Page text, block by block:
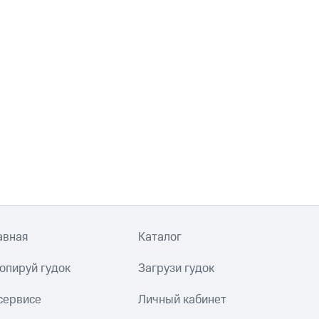
Каталог
гудок Загрузи гудок
Личный кабинет